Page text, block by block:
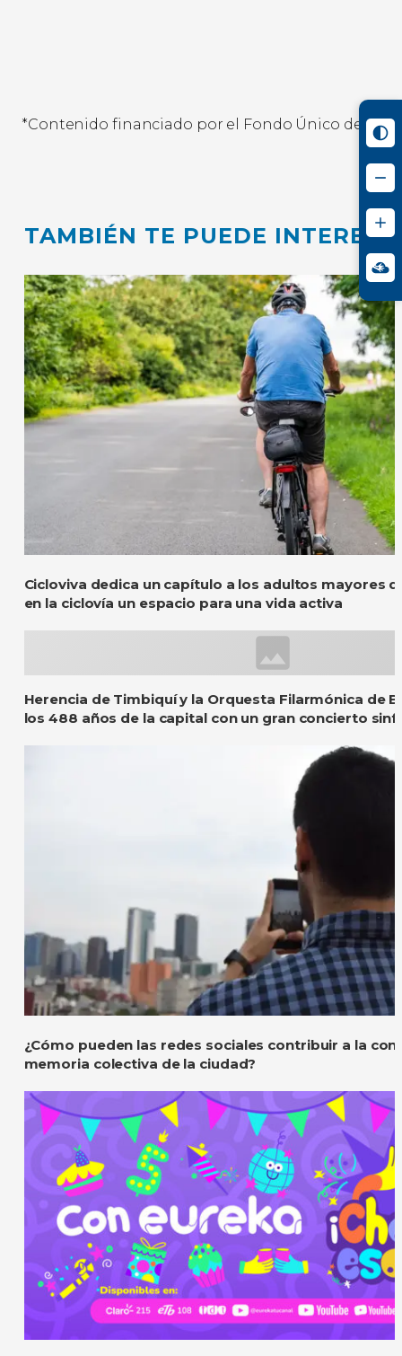
*Contenido financiado por el Fondo Único de TIC
TAMBIÉN TE PUEDE
Cicloviva dedica un capítulo a los adultos mayores
en la ciclovía un espacio para una vida activa
Herencia de Timbiquí y la Orquesta Filarmónica de
los 488 años de la capital con un gran concierto
¿Cómo pueden las redes sociales contribuir a la
memoria colectiva de la ciudad?